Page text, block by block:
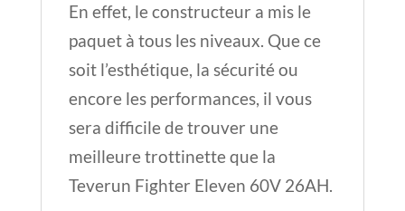
En effet, le constructeur a mis le
paquet à tous les niveaux. Que ce
soit l’esthétique, la sécurité ou
encore les performances, il vous
sera difficile de trouver une
meilleure trottinette que la
Teverun Fighter Eleven 60V 26AH.